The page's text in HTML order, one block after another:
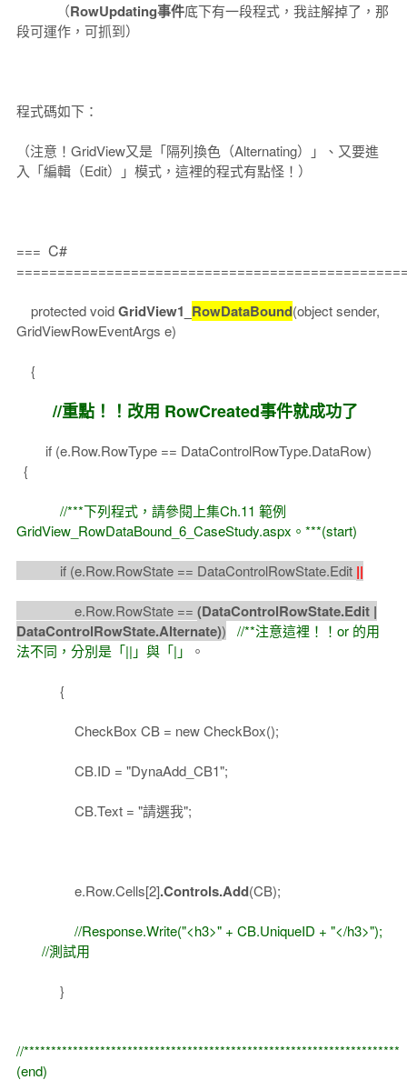
（RowUpdating事件底下有一段程式，我註解掉了，那
段可運作，可抓到）
程式碼如下：
（注意！GridView又是「隔列換色（Alternating）」、又要進
入「編輯（Edit）」模式，這裡的程式有點怪！）
=== C#
protected voidGridView1_ RowDataBound(object sender,
GridViewRowEventArgs e)
{
//重點！！改用 RowCreated事件就成功了
if (e.Row.RowType == DataControlRowType.DataRow)
{
//***下列程式，請參閱上集Ch.11 範例
GridView_RowDataBound_6_CaseStudy.aspx。***(start)
if (e.Row.RowState == DataControlRowState.Edit ||
e.Row.RowState == (DataControlRowState.Edit |
DataControlRowState.Alternate))
//**注意這裡！！or 的用
法不同，分別是「||」與「|」
。
{
CheckBox CB = new CheckBox();
CB.ID = "DynaAdd_CB1";
CB.Text = "請選我";
e.Row.Cells[2].Controls.Add(CB);
//Response.Write("<h3>" + CB.UniqueID + "</h3>");
//測試用
}
//*********************************************************************
(end)